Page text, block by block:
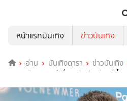
หน้าแรกบันเทิง
ข่าวบันเทิง
อ่าน บันเทิงดารา ข่าวบันเทิง
คอนเสิร์ต สนุกแน่ เชื่อแฟนคลับต้องมีน้ำตา!